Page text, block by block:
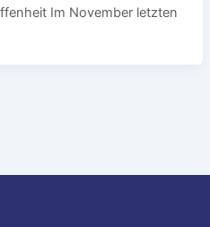
Im November letzten